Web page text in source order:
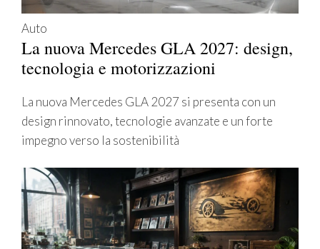
Auto
La nuova Mercedes GLA 2027: design,
tecnologia e motorizzazioni
La nuova Mercedes GLA 2027 si presenta con un
design rinnovato, tecnologie avanzate e un forte
impegno verso la sostenibilità